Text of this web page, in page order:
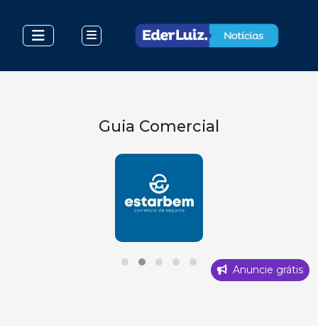
Guia Comercial
Anuncie grátis